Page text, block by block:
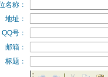
名称：
地址：
QQ号：
邮箱：
标题：